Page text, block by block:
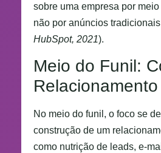
sobre uma empresa por
não por anúncios
HubSpot, 2021).
Meio do Funil:
Relacionamento
No meio do funil, o foco se
construção de um
como nutrição de leads, e-